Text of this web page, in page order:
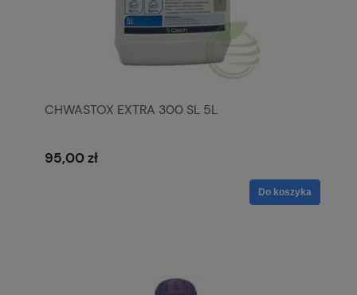
CHWASTOX EXTRA 300 SL 5L
95,00 zł
Do koszyka